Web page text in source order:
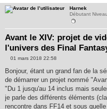
Harnek
Débutant
Avant le XIV: projet de
l'univers des Final
s
s
a
g
e
01 mars 2018 22:58
Bonjour, étant un grand fan de la
de démarrer un projet nommé
"Du 1 jusqu'au 14 inclus mais
je parle des différents éléments
rencontre dans FF14 et sous